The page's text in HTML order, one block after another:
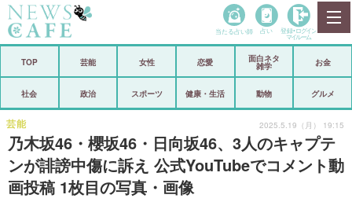
政治
芸能 スポーツ
恋愛 ビックリ
当たる占い師 占い 登録• ログイン
マイルーム
TOP 芸能 女性 恋愛
面白ネタ
雑学
お金
社会 政治 スポーツ 健康・生活 動物 グルメ
乃木坂46・櫻坂46・日向坂46、3人のキャプテ
ンが誹謗中傷に訴え 公式YouTubeでコメント動
画投稿 1枚目の写真・画像
芸能 2025.5.19（月） 19:15